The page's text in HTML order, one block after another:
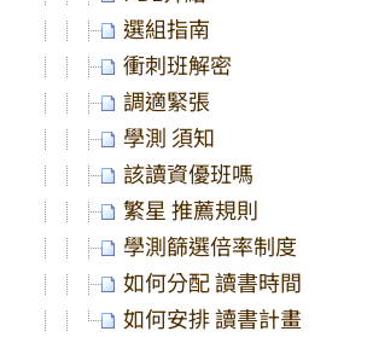
選組指南
衝刺班解密
調適緊張
學測 須知
該讀資優班嗎
繁星 推薦規則
學測篩選倍率制度
如何分配 讀書時間
如何安排 讀書計畫